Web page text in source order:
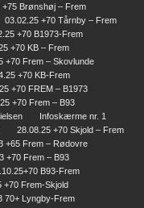
+75 Brønshøj – Frem
03.02.25 +70 Tårnby – Frem
+70 B1973-Frem
+70 KB – Frem
+70 Frem – Skovlunde
+70 KB-Frem
+70 FREM – B1973
+70 Frem – B93
Infoskærme nr. 1
28.08.25 +70 Skjold – Frem
+65 Frem – Rødovre
+70 Frem – B93
B93-Frem
+70 Frem-Skjold
70+ Lyngby-Frem